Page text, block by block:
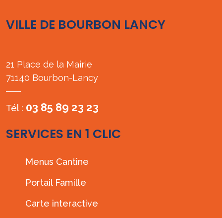
VILLE DE BOURBON LANCY
21 Place de la Mairie
71140 Bourbon-Lancy
Tél : 03 85 89 23 23
SERVICES EN 1 CLIC
Menus Cantine
Portail Famille
Carte interactive